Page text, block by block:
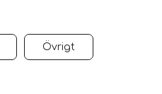
Övrigt